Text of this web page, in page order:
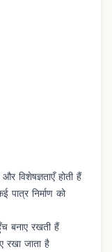
विशेषज्ञताएँ होती हैं
निर्माण को
बनाए रखती हैं
रखा जाता है